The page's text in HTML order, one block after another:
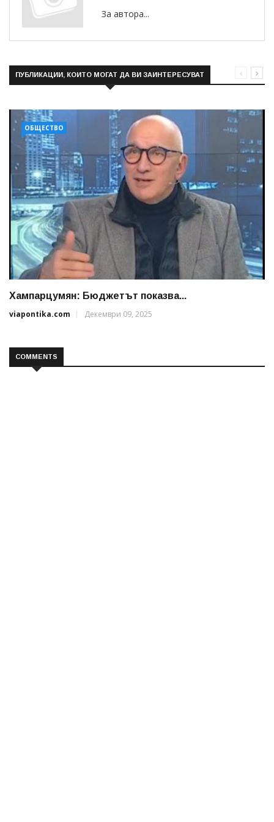
За автора...
ПУБЛИКАЦИИ, КОИТО МОГАТ ДА ВИ ЗАИНТЕРЕСУВАТ
ОБЩЕСТВО
Хампарцумян: Бюджетът показва...
viapontika.com
Декември 09, 2025
COMMENTS